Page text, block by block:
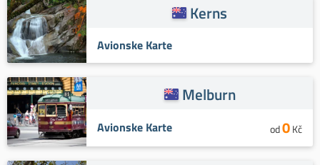
Kerns
Avionske Karte
Melburn
Avionske Karte od0Kč